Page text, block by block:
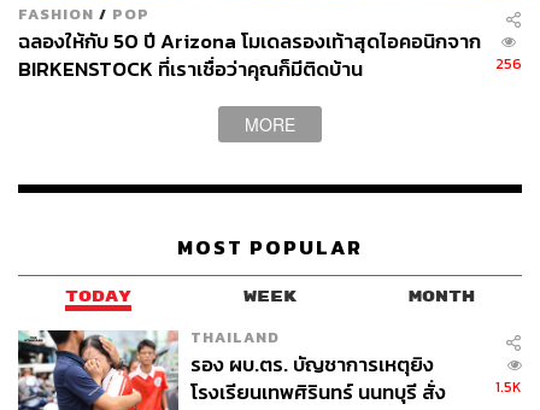
FASHION / POP
ฉลองให้กับ 50 ปี Arizona โมเดลรองเท้าสุดไอคอนิกจาก
BIRKENSTOCK ที่เราเชื่อว่าคุณก็มีติดบ้าน
256
MORE
MOST POPULAR
TODAY WEEK MONTH
THAILAND
รอง ผบ.ตร. บัญชาการเหตุยิง
โรงเรียนเทพศิรินทร์ นนทบุรี สั่ง
1.5K